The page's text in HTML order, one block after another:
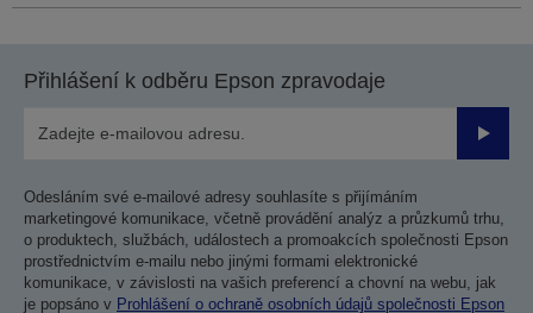
Přihlášení k odběru Epson zpravodaje
Odesláním své e-mailové adresy souhlasíte s přijímáním
marketingové komunikace, včetně provádění analýz a průzkumů trhu,
o produktech, službách, událostech a promoakcích společnosti Epson
prostřednictvím e-mailu nebo jinými formami elektronické
komunikace, v závislosti na vašich preferencí a chovní na webu, jak
je popsáno v Prohlášení o ochraně osobních údajů společnosti Epson